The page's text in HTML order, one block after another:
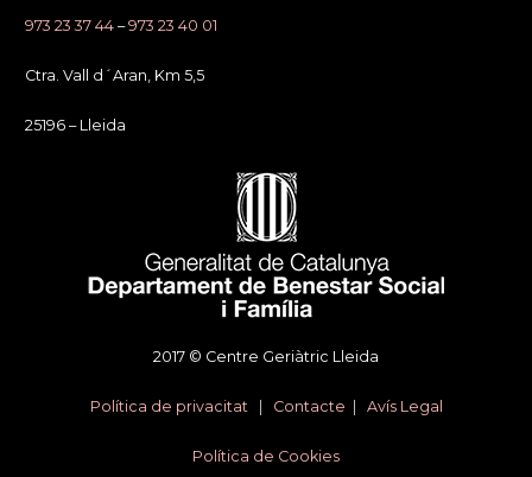
973 23 37 44 –973 23 40 01
Ctra. Vall d´Aran, Km 5,5
25196 – Lleida
2017 © Centre Geriàtric Lleida
Política de privacitat Contacte Avís Legal
Política de Cookies